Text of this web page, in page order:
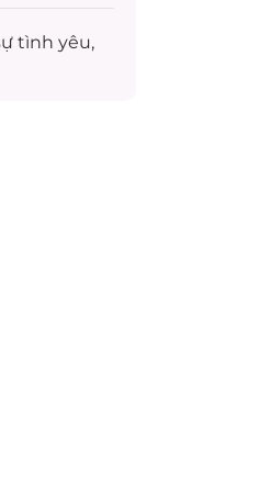
tình yêu,